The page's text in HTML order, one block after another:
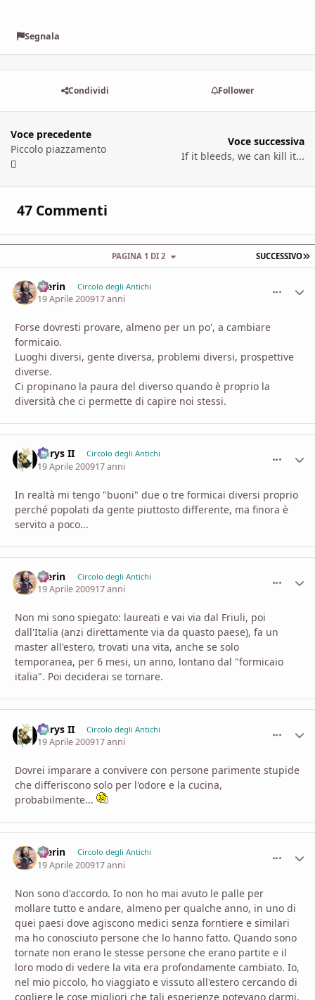
Segnala
Condividi Follower
Voce precedente
Piccolo piazzamento
Voce successiva
If it bleeds, we can kill it...
47 Commenti
SUCCESSIVO
PAGINA 1 DI 2
Merin Circolo degli Antichi
19 Aprile 200917 anni
Forse dovresti provare, almeno per un po', a cambiare
formicaio.
Luoghi diversi, gente diversa, problemi diversi, prospettive
diverse.
Ci propinano la paura del diverso quando è proprio la
diversità che ci permette di capire noi stessi.
Aerys II Circolo degli Antichi
19 Aprile 200917 anni
In realtà mi tengo "buoni" due o tre formicai diversi proprio
perché popolati da gente piuttosto differente, ma finora è
servito a poco...
Merin Circolo degli Antichi
19 Aprile 200917 anni
Non mi sono spiegato: laureati e vai via dal Friuli, poi
dall'Italia (anzi direttamente via da quasto paese), fa un
master all'estero, trovati una vita, anche se solo
temporanea, per 6 mesi, un anno, lontano dal "formicaio
italia". Poi deciderai se tornare.
Aerys II Circolo degli Antichi
19 Aprile 200917 anni
Dovrei imparare a convivere con persone parimente stupide
che differiscono solo per l'odore e la cucina,
probabilmente...
Merin Circolo degli Antichi
19 Aprile 200917 anni
Non sono d'accordo. Io non ho mai avuto le palle per
mollare tutto e andare, almeno per qualche anno, in uno di
quei paesi dove agiscono medici senza forntiere e similari
ma ho conosciuto persone che lo hanno fatto. Quando sono
tornate non erano le stesse persone che erano partite e il
loro modo di vedere la vita era profondamente cambiato. Io,
nel mio piccolo, ho viaggiato e vissuto all'estero cercando di
cogliere le cose migliori che tali esperienze potevano darmi,